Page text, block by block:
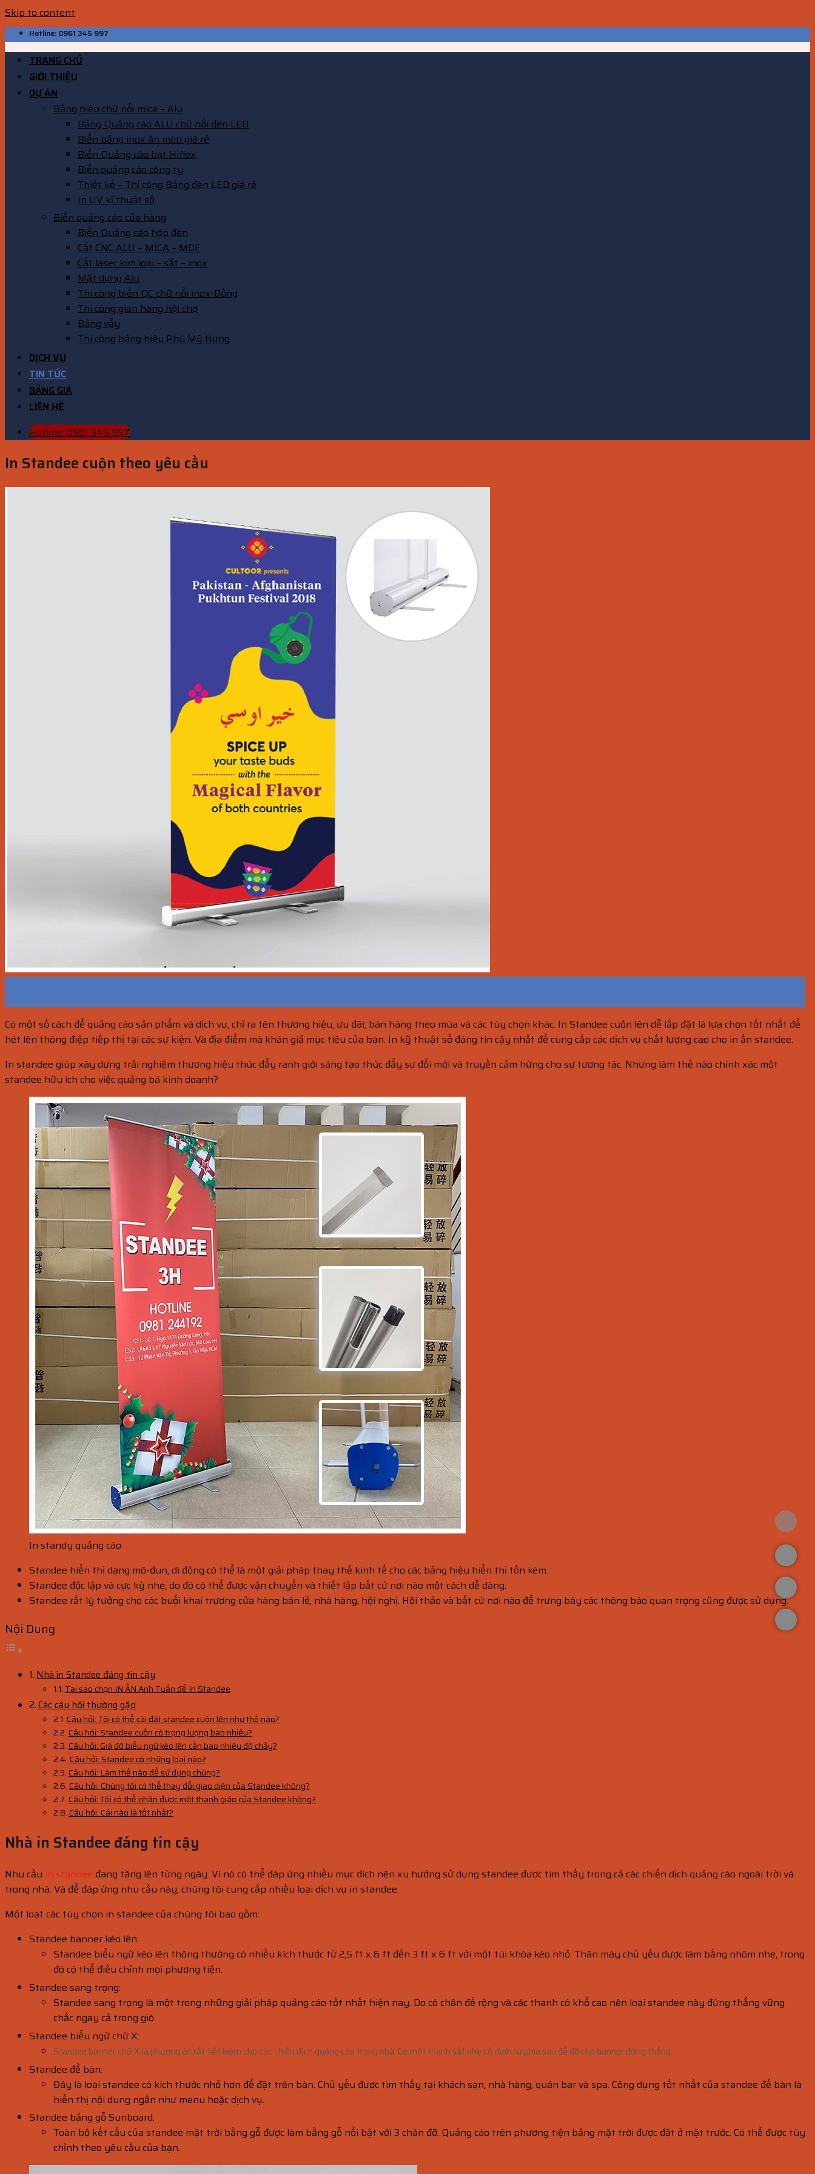
Skip to content
Hotline: 0961 345 997
TRANG CHỦ
GIỚI THIỆU
DỰ ÁN
Bảng hiệu chữ nổi mica – Alu
Bảng Quảng cáo ALU chữ nổi đèn LED
Biển bảng inox ăn mòn giá rẻ
Biển Quảng cáo bạt Hiflex
Biển quảng cáo công ty
Thiết kế – Thi công Bảng đèn LED giá rẻ
In UV kĩ thuật số
Biển quảng cáo cửa hàng
Biển Quảng cáo hộp đèn
Cắt CNC ALU – MICA – MDF
Cắt laser kim loại – sắt – inox
Mặt dựng Alu
Thi công biển QC chữ nổi inox-Đồng
Thi công gian hàng hội chợ
Bảng vẫy
Thi công bảng hiệu Phú Mỹ Hưng
DỊCH VỤ
TIN TỨC
BẢNG GIÁ
LIÊN HỆ
Hotline: 0961 345 997
In Standee cuộn theo yêu cầu
Có một số cách để quảng cáo sản phẩm và dịch vụ, chỉ ra tên thương hiệu, ưu đãi, bán hàng theo mùa và các tùy chọn khác. In Standee cuộn lên dễ lắp đặt là lựa chọn tốt nhất để
hét lên thông điệp tiếp thị tại các sự kiện. Và địa điểm mà khán giả mục tiêu của bạn. In kỹ thuật số đáng tin cậy nhất để cung cấp các dịch vụ chất lượng cao cho in ấn standee.
In standee giúp xây dựng trải nghiệm thương hiệu thúc đẩy ranh giới sáng tạo thúc đẩy sự đổi mới và truyền cảm hứng cho sự tương tác. Nhưng làm thế nào chính xác một
standee hữu ích cho việc quảng bá kinh doanh?
In standy quảng cáo
Standee hiển thị dạng mô-đun, di động có thể là một giải pháp thay thế kinh tế cho các bảng hiệu hiển thị tốn kém.
Standee độc ​​lập và cực kỳ nhẹ; do đó có thể được vận chuyển và thiết lập bất cứ nơi nào một cách dễ dàng.
Standee rất lý tưởng cho các buổi khai trương cửa hàng bán lẻ, nhà hàng, hội nghị. Hội thảo và bất cứ nơi nào để trưng bày các thông báo quan trọng cũng được sử dụng.
Nội Dung
Nhà in Standee đáng tin cậy
Tại sao chọn IN ẤN Anh Tuấn để In Standee
Các câu hỏi thường gặp
Câu hỏi: Tôi có thể cài đặt standee cuộn lên như thế nào?
Câu hỏi: Standee cuốn có trọng lượng bao nhiêu?
Câu hỏi: Giá đỡ biểu ngữ kéo lên cần bao nhiêu độ chảy?
Câu hỏi: Standee có những loại nào?
Câu hỏi: Làm thế nào để sử dụng chúng?
Câu hỏi: Chúng tôi có thể thay đổi giao diện của Standee không?
Câu hỏi: Tôi có thể nhận được một thanh giáo của Standee không?
Câu hỏi: Cái nào là tốt nhất?
Nhà in Standee đáng tin cậy
Nhu cầu in standee đang tăng lên từng ngày. Vì nó có thể đáp ứng nhiều mục đích nên xu hướng sử dụng standee được tìm thấy trong cả các chiến dịch quảng cáo ngoài trời và
trong nhà. Và để đáp ứng nhu cầu này, chúng tôi cung cấp nhiều loại dịch vụ in standee.
Một loạt các tùy chọn in standee của chúng tôi bao gồm:
Standee banner kéo lên:
Standee biểu ngữ kéo lên thông thường có nhiều kích thước từ 2,5 ft x 6 ft đến 3 ft x 6 ft với một túi khóa kéo nhỏ. Thân máy chủ yếu được làm bằng nhôm nhẹ, trong
đó có thể điều chỉnh mọi phương tiện.
Standee sang trọng:
Standee sang trọng là một trong những giải pháp quảng cáo tốt nhất hiện nay. Do có chân đế rộng và các thanh có khổ cao nên loại standee này đứng thẳng vững
chắc ngay cả trong gió.
Standee biểu ngữ chữ X:
Standee banner chữ X là phương án rất tiết kiệm cho các chiến dịch quảng cáo trong nhà. Có một thanh sắt nhẹ cố định từ phía sau để đỡ cho banner đứng thẳng.
Standee để bàn:
Đây là loại standee có kích thước nhỏ hơn để đặt trên bàn. Chủ yếu được tìm thấy tại khách sạn, nhà hàng, quán bar và spa. Công dụng tốt nhất của standee để bàn là
hiển thị nội dung ngắn như menu hoặc dịch vụ.
Standee bảng gỗ Sunboard:
Toàn bộ kết cấu của standee mặt trời bằng gỗ được làm bằng gỗ nổi bật với 3 chân đỡ. Quảng cáo trên phương tiện bảng mặt trời được đặt ở mặt trước. Có thể được tùy
chỉnh theo yêu cầu của bạn.